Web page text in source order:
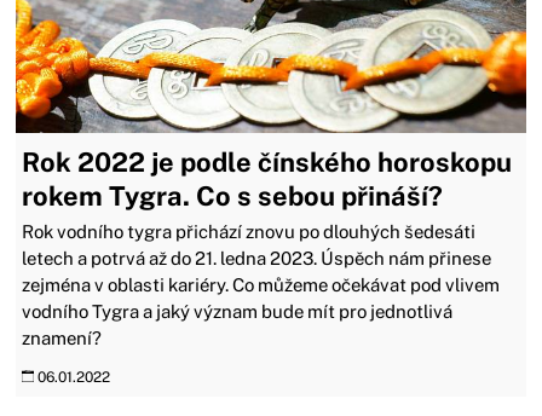
Rok 2022 je podle čínského horoskopu
rokem Tygra. Co s sebou přináší?
Rok vodního tygra přichází znovu po dlouhých šedesáti
letech a potrvá až do 21. ledna 2023. Úspěch nám přinese
zejména v oblasti kariéry. Co můžeme očekávat pod vlivem
vodního Tygra a jaký význam bude mít pro jednotlivá
znamení?
06.01.2022